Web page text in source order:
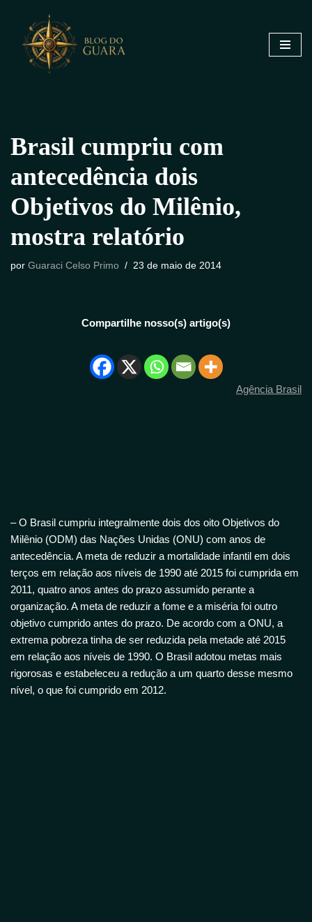
Pular
para
Brasil cumpriu com
antecedência dois
Objetivos do Milênio,
mostra relatório
por Guaraci Celso Primo 23 de maio de 2014
Compartilhe nosso(s) artigo(s)
Agência Brasil
– O Brasil cumpriu integralmente dois dos oito Objetivos do
Milênio (ODM) das Nações Unidas (ONU) com anos de
antecedência. A meta de reduzir a mortalidade infantil em dois
terços em relação aos níveis de 1990 até 2015 foi cumprida em
2011, quatro anos antes do prazo assumido perante a
organização. A meta de reduzir a fome e a miséria foi outro
objetivo cumprido antes do prazo. De acordo com a ONU, a
extrema pobreza tinha de ser reduzida pela metade até 2015
em relação aos níveis de 1990. O Brasil adotou metas mais
rigorosas e estabeleceu a redução a um quarto desse mesmo
nível, o que foi cumprido em 2012.